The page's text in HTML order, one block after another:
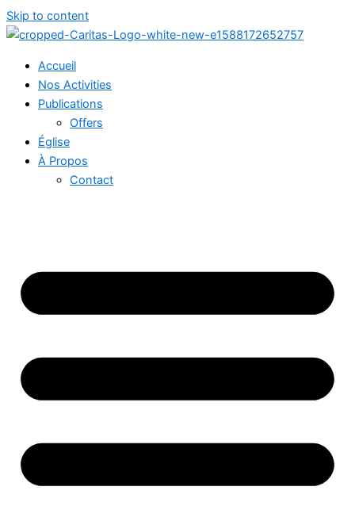
Skip to content
Accueil
Nos Activities
Publications
Offers
Église
À Propos
Contact